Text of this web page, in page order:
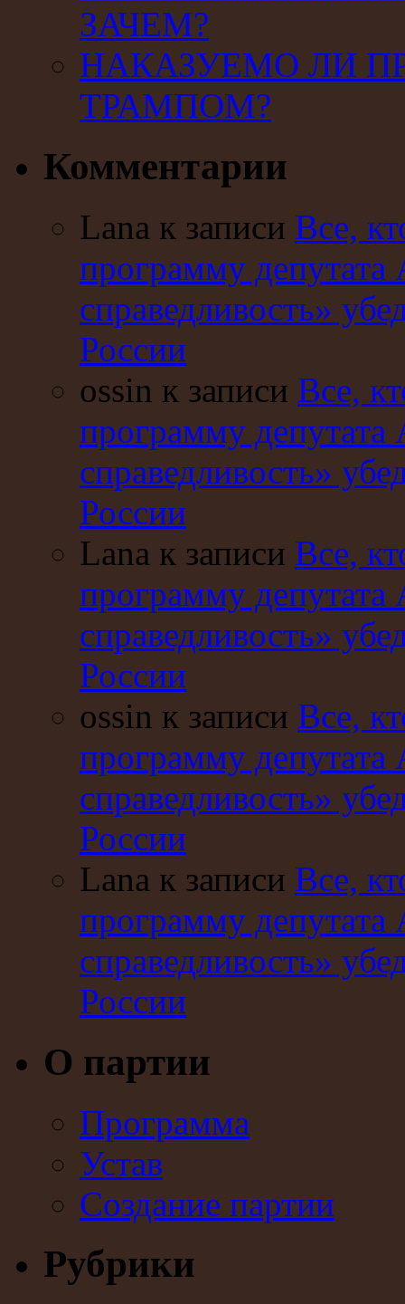
ЗАЧЕМ?
НАКАЗУЕМО ЛИ
ТРАМПОМ?
Комментарии
Lana к записи Все,
программу
справедливость»
России
ossin к записи Все,
программу
справедливость»
России
Lana к записи Все,
программу
справедливость»
России
ossin к записи Все,
программу
справедливость»
России
Lana к записи Все,
программу
справедливость»
России
О партии
Программа
Устав
Создание партии
Рубрики